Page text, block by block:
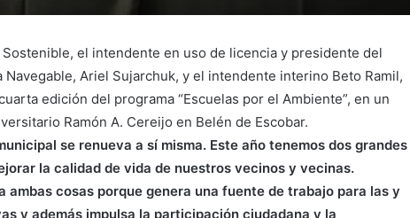
el intendente en uso de licencia y presidente del
Navegable, Ariel Sujarchuk, y el intendente interino Beto Ramil,
edición del programa “Escuelas por el Ambiente”, en un
Ramón A. Cereijo en Belén de Escobar.
se renueva a sí misma. Este año tenemos dos grandes
la calidad de vida de nuestros vecinos y vecinas.
ambas cosas porque genera una fuente de trabajo para las y
y además impulsa la participación ciudadana y la